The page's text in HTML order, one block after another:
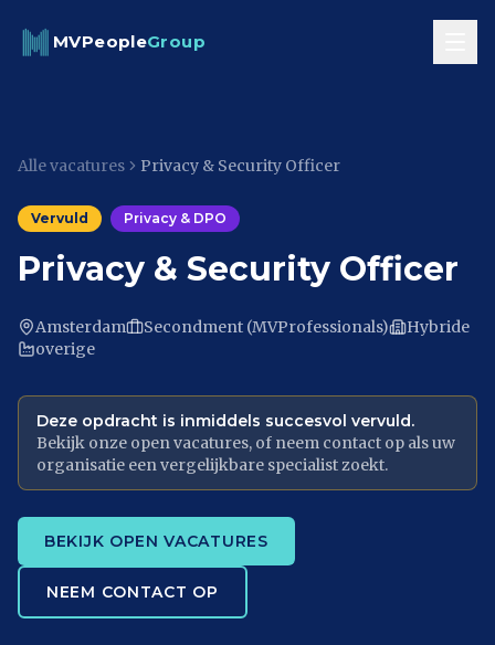
MVPeopleGroup
Alle vacatures Privacy & Security Officer
Vervuld Privacy & DPO
Privacy & Security Officer
Amsterdam Secondment (MVProfessionals)
Hybride
overige
Deze opdracht is inmiddels succesvol vervuld.
Bekijk onze open vacatures, of neem contact op als uw
organisatie een vergelijkbare specialist zoekt.
BEKIJK OPEN VACATURES
NEEM CONTACT OP